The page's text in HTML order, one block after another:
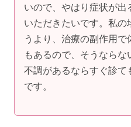
いので、やはり症状が出
いただきたいです。私の
うより、治療の副作用
もあるので、そうなら
不調があるならすぐ診て
です。